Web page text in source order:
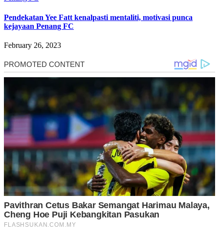
Pendekatan Yee Fatt kenalpasti mentaliti, motivasi punca
kejayaan Penang FC
February 26, 2023